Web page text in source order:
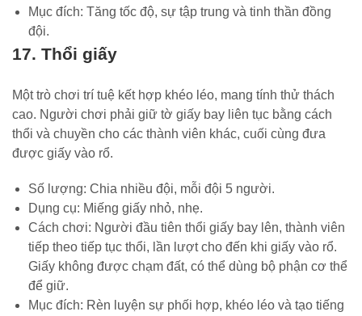
Mục đích: Tăng tốc độ, sự tập trung và tinh thần đồng
đội.
17. Thổi giấy
Một trò chơi trí tuệ kết hợp khéo léo, mang tính thử thách
cao. Người chơi phải giữ tờ giấy bay liên tục bằng cách
thổi và chuyền cho các thành viên khác, cuối cùng đưa
được giấy vào rổ.
Số lượng: Chia nhiều đội, mỗi đội 5 người.
Dụng cụ: Miếng giấy nhỏ, nhẹ.
Cách chơi: Người đầu tiên thổi giấy bay lên, thành viên
tiếp theo tiếp tục thổi, lần lượt cho đến khi giấy vào rổ.
Giấy không được chạm đất, có thể dùng bộ phận cơ thể
để giữ.
Mục đích: Rèn luyện sự phối hợp, khéo léo và tạo tiếng